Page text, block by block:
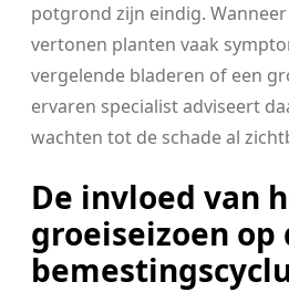
potgrond zijn eindig.
vertonen planten vaak
vergelende bladeren of een
ervaren specialist adviseert
wachten tot de schade al
De invloed van
groeiseizoen op